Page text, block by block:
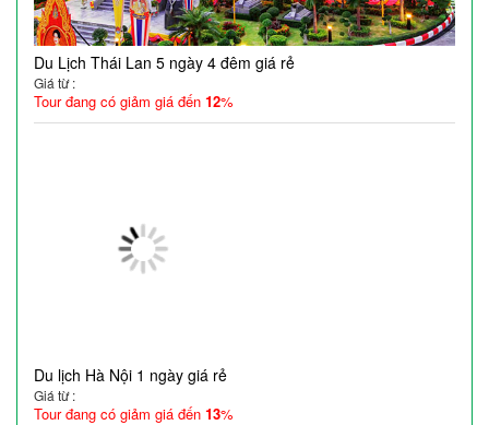
Du Lịch Thái Lan 5 ngày 4 đêm giá rẻ
Giá từ :
Tour đang có giảm giá đến 12%
Du lịch Hà Nội 1 ngày giá rẻ
Giá từ :
Tour đang có giảm giá đến 13%